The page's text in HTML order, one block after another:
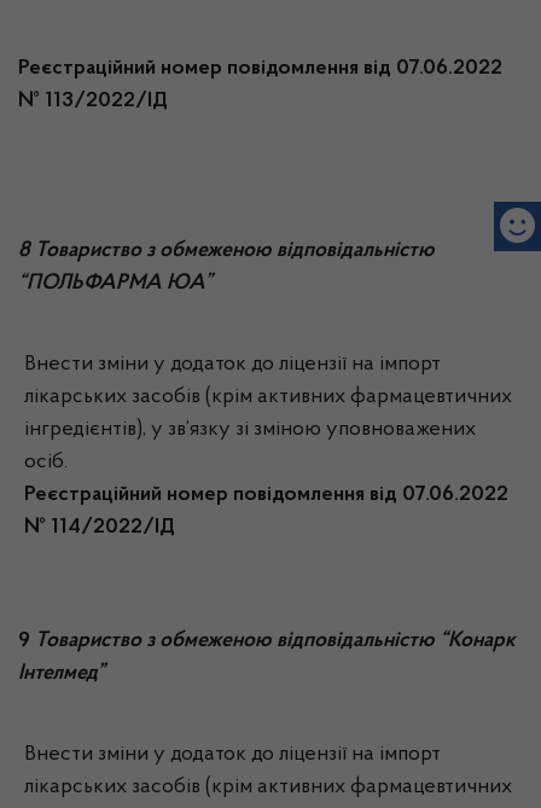
Реєстраційний номер повідомлення від 07.06.2022
№ 113/2022/ІД
8 Товариство з обмеженою відповідальністю
“ПОЛЬФАРМА ЮА”
Внести зміни у додаток до ліцензії на імпорт
лікарських засобів (крім активних фармацевтичних
інгредієнтів), у зв’язку зі зміною уповноважених
осіб.
Реєстраційний номер повідомлення від 07.06.2022
№ 114/2022/ІД
9 Товариство з обмеженою відповідальністю “Конарк
Інтелмед”
Внести зміни у додаток до ліцензії на імпорт
лікарських засобів (крім активних фармацевтичних